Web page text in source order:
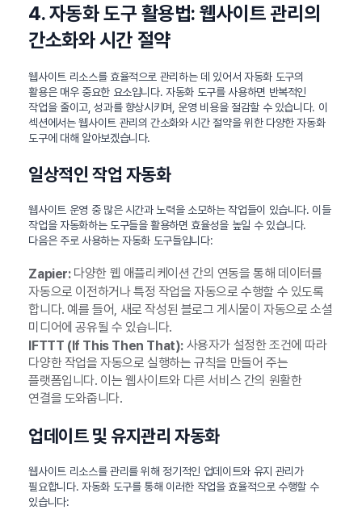
4. 자동화 도구 활용법: 웹사이트 관리의
간소화와 시간 절약
웹사이트 리소스를 효율적으로 관리하는 데 있어서 자동화 도구의
활용은 매우 중요한 요소입니다. 자동화 도구를 사용하면 반복적인
작업을 줄이고, 성과를 향상시키며, 운영 비용을 절감할 수 있습니다. 이
섹션에서는 웹사이트 관리의 간소화와 시간 절약을 위한 다양한 자동화
도구에 대해 알아보겠습니다.
일상적인 작업 자동화
웹사이트 운영 중 많은 시간과 노력을 소모하는 작업들이 있습니다. 이들
작업을 자동화하는 도구들을 활용하면 효율성을 높일 수 있습니다.
다음은 주로 사용하는 자동화 도구들입니다:
Zapier:다양한 웹 애플리케이션 간의 연동을 통해 데이터를
자동으로 이전하거나 특정 작업을 자동으로 수행할 수 있도록
합니다. 예를 들어, 새로 작성된 블로그 게시물이 자동으로 소셜
미디어에 공유될 수 있습니다.
IFTTT (If This Then That):사용자가 설정한 조건에 따라
다양한 작업을 자동으로 실행하는 규칙을 만들어 주는
플랫폼입니다. 이는 웹사이트와 다른 서비스 간의 원활한
연결을 도와줍니다.
업데이트 및 유지관리 자동화
웹사이트 리소스를 관리를 위해 정기적인 업데이트와 유지 관리가
필요합니다. 자동화 도구를 통해 이러한 작업을 효율적으로 수행할 수
있습니다: